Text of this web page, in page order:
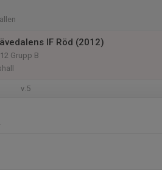
IF Röd (2012)
Grupp B
v.5